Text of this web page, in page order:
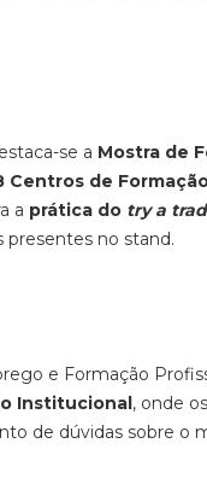
se a Mostra de
Centros de
a prática do try a
presentes no stand.
e Formação
Institucional, onde
de dúvidas sobre o